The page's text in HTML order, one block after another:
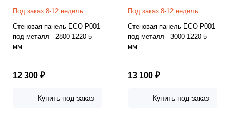
Под заказ 8-12 недель
Стеновая панель ECO P001
под металл - 2800-1220-5
мм
12 300 ₽
Купить под заказ
Под заказ 8-12 недель
Стеновая панель ECO P001
под металл - 3000-1220-5
мм
13 100 ₽
Купить под заказ